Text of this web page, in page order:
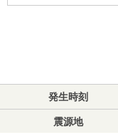
発生時刻
震源地